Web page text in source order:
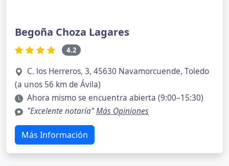
Begoña Choza Lagares
4.2
C. los Herreros, 3, 45630 Navamorcuende, Toledo
(a unos 56 km de Ávila)
Ahora mismo se encuentra abierta (9:00–15:30)
"Excelente notaría"Más Opiniones
Más Información